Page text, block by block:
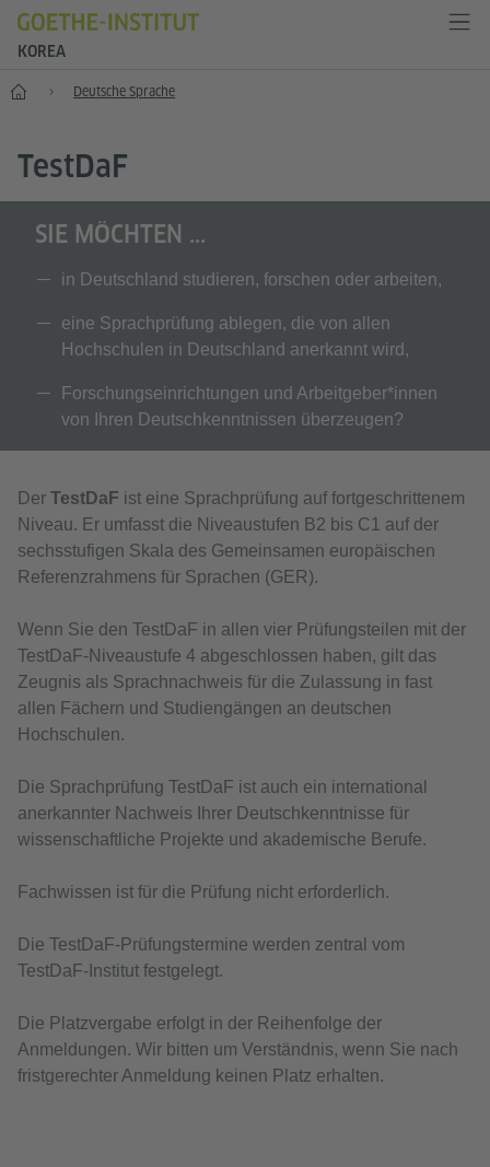
KOREA
Start Deutsche Sprache
TestDaF
SIE MÖCHTEN ...
in Deutschland studieren, forschen oder arbeiten,
eine Sprachprüfung ablegen, die von allen
Hochschulen in Deutschland anerkannt wird,
Forschungseinrichtungen und Arbeitgeber*innen
von Ihren Deutschkenntnissen überzeugen?
Der TestDaF ist eine Sprachprüfung auf fortgeschrittenem
Niveau. Er umfasst die Niveaustufen B2 bis C1 auf der
sechsstufigen Skala des Gemeinsamen europäischen
Referenzrahmens für Sprachen (GER).
Wenn Sie den TestDaF in allen vier Prüfungsteilen mit der
TestDaF-Niveaustufe 4 abgeschlossen haben, gilt das
Zeugnis als Sprachnachweis für die Zulassung in fast
allen Fächern und Studiengängen an deutschen
Hochschulen.
Die Sprachprüfung TestDaF ist auch ein international
anerkannter Nachweis Ihrer Deutschkenntnisse für
wissenschaftliche Projekte und akademische Berufe.
Fachwissen ist für die Prüfung nicht erforderlich.
Die TestDaF-Prüfungstermine werden zentral vom
TestDaF-Institut festgelegt.
Die Platzvergabe erfolgt in der Reihenfolge der
Anmeldungen. Wir bitten um Verständnis, wenn Sie nach
fristgerechter Anmeldung keinen Platz erhalten.